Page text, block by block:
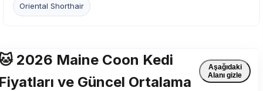
Oriental Shorthair
2026 Maine Coon Kedi
ve Güncel Ortalama
Aşağıdaki
Alanı gizle